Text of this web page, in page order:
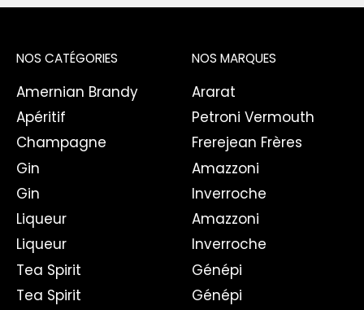
NOS CATÉGORIES
Amernian Brandy
Apéritif
Champagne
Gin
Gin
Liqueur
Liqueur
Tea Spirit
Tea Spirit
NOS MARQUES
Ararat
Petroni Vermouth
Frerejean Frères
Amazzoni
Inverroche
Amazzoni
Inverroche
Génépi
Génépi